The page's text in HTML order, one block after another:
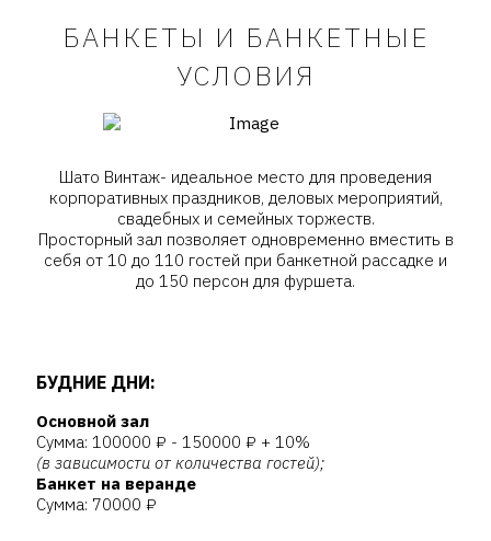
БАНКЕТЫ И БАНКЕТНЫЕ
УСЛОВИЯ
Шато Винтаж- идеальное место для проведения
корпоративных праздников, деловых мероприятий,
свадебных и семейных торжеств.
Просторный зал позволяет одновременно вместить в
себя от 10 до 110 гостей при банкетной рассадке и
до 150 персон для фуршета.
БУДНИЕ ДНИ:
Основной зал
Сумма: 100000 ₽ - 150000 ₽ + 10%
(в зависимости от количества гостей);
Банкет на веранде
Сумма: 70000 ₽